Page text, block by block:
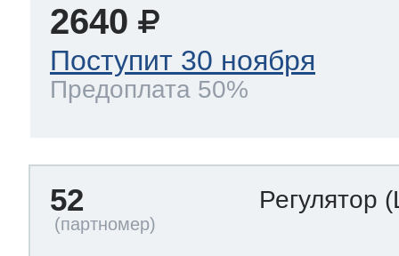
2640
Поступит 30 ноября
Предоплата 50%
52 Регулятор